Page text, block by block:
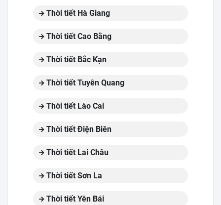
Thời tiết Hà Giang
Thời tiết Cao Bằng
Thời tiết Bắc Kạn
Thời tiết Tuyên Quang
Thời tiết Lào Cai
Thời tiết Điện Biên
Thời tiết Lai Châu
Thời tiết Sơn La
Thời tiết Yên Bái